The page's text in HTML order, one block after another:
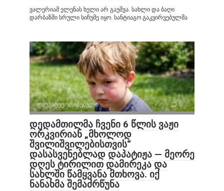
ვალერიამ ელენას ხელი არ გაუშვა. სახლი და ბაღი
დარბაზში სრული სიჩუმე იყო. სანტიაგო გაკვირვებულმა
დაუკატეგორიზებული 0
დედამთილმა ჩვენი 6 წლის ვაჟი
ორკვირიან „მხოლოდ
შვილიშვილებისთვის“
დასასვენებლად დაპატიჟა — მეორე
დღეს ტირილით დამირეკა და
სახლში წამყვანა მთხოვა. იქ
ნანახმა შემაძრწუნა